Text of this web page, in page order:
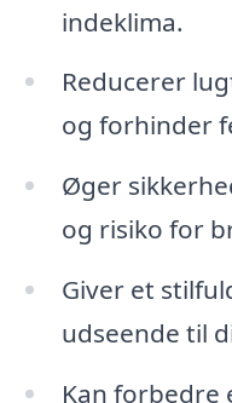
indeklima.
Reducerer
og forhinder
Øger
og risiko for
Giver et
udseende til
Kan